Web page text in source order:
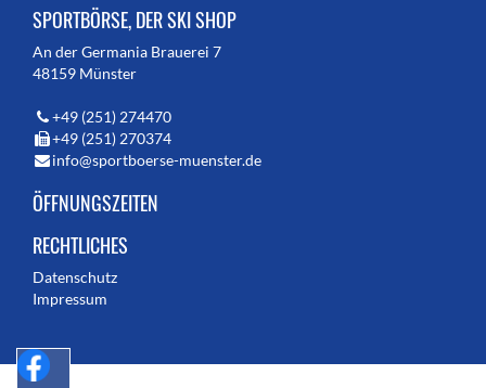
SPORTBÖRSE, DER SKI SHOP
An der Germania Brauerei 7
48159 Münster
+49 (251) 274470
+49 (251) 270374
info@sportboerse-muenster.de
ÖFFNUNGSZEITEN
RECHTLICHES
Datenschutz
Impressum